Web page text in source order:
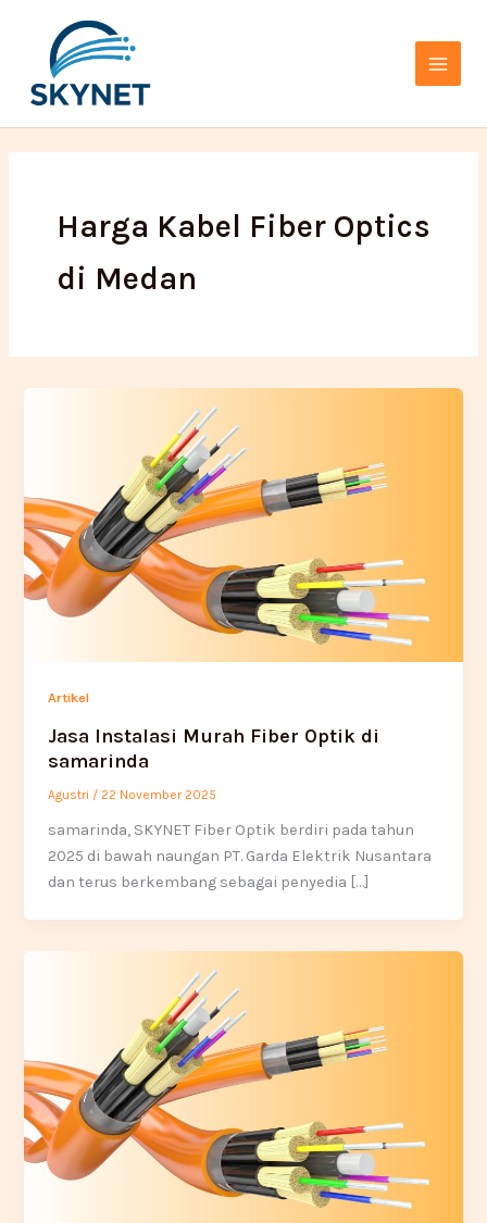
konten
Menu
Harga Kabel Fiber Optics
di Medan
Artikel
Jasa Instalasi Murah Fiber Optik di
samarinda
Agustri / 22 November 2025
samarinda, SKYNET Fiber Optik berdiri pada tahun
2025 di bawah naungan PT. Garda Elektrik Nusantara
dan terus berkembang sebagai penyedia […]